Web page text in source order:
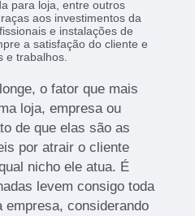
para loja, entre outros
aos investimentos da
e instalações de
a satisfação do cliente e
e trabalhos.
o fator que mais
loja, empresa ou
de que elas são as
por atrair o cliente
nicho ele atua. É
levem consigo toda
empresa, considerando